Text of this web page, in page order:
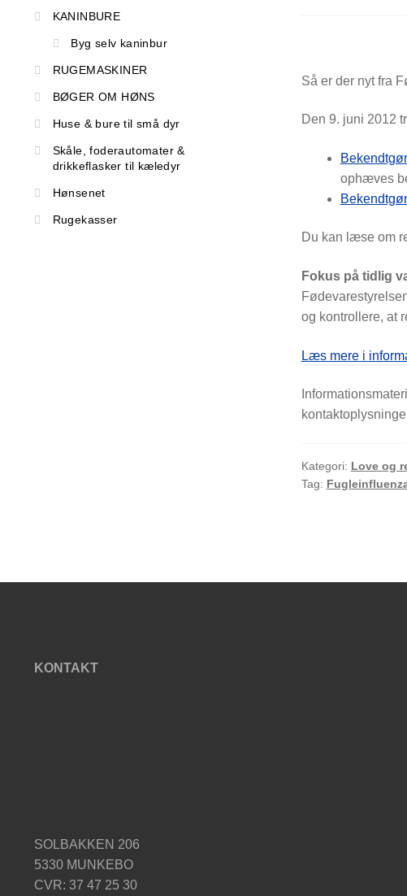
Så er der nyt fra
Den 9. juni 2012
ophæves
Du kan læse om
Fokus på tidlig
og kontrollere, at
Læs mere i
Kategori: Love og
Tag:
KANINBURE
Byg selv kaninbur
RUGEMASKINER
BØGER OM HØNS
Huse & bure til små dyr
Skåle, foderautomater &
drikkeflasker til kæledyr
Hønsenet
Rugekasser
KONTAKT
SOLBAKKEN 206
5330 MUNKEBO
CVR: 37 47 25 30